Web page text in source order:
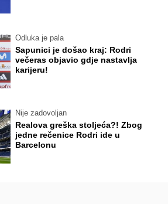
Odluka je pala
Sapunici je došao kraj: Rodri
večeras objavio gdje nastavlja
karijeru!
Nije zadovoljan
Realova greška stoljeća?! Zbog
jedne rečenice Rodri ide u
Barcelonu